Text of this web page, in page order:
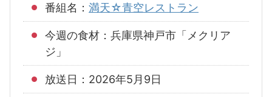
番組名： 満天☆青空レストラン
今週の食材：兵庫県神戸市「メクリア
ジ」
放送日：2026年5月9日